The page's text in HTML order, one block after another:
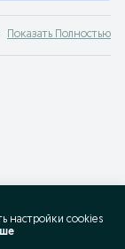
Показать Полностью
настройки cookies